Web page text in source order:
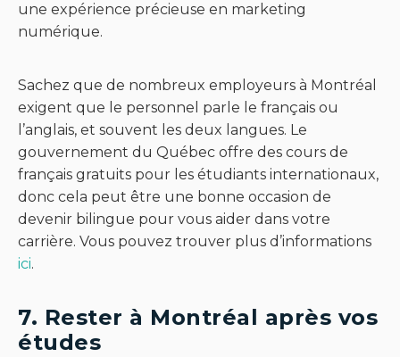
une expérience précieuse en marketing
numérique.
Sachez que de nombreux employeurs à Montréal
exigent que le personnel parle le français ou
l’anglais, et souvent les deux langues. Le
gouvernement du Québec offre des cours de
français gratuits pour les étudiants internationaux,
donc cela peut être une bonne occasion de
devenir bilingue pour vous aider dans votre
carrière. Vous pouvez trouver plus d’informations
ici.
7. Rester à Montréal après vos
études